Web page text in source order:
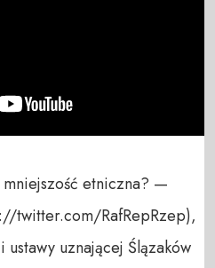
etniczna? —
twitter.com/RafRepRzep),
uznającej Ślązaków